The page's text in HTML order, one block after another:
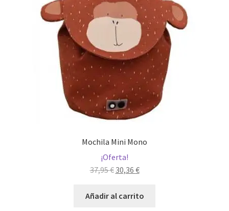
Mochila Mini Mono
¡Oferta!
37,95€El
original
30,36 €El
actual
Añadir al carrito